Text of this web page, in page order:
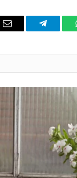
Email Telegram